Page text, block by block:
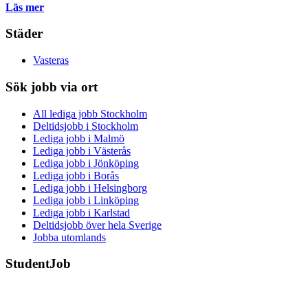
Läs mer
Städer
Vasteras
Sök jobb via ort
All lediga jobb Stockholm
Deltidsjobb i Stockholm
Lediga jobb i Malmö
Lediga jobb i Västerås
Lediga jobb i Jönköping
Lediga jobb i Borås
Lediga jobb i Helsingborg
Lediga jobb i Linköping
Lediga jobb i Karlstad
Deltidsjobb över hela Sverige
Jobba utomlands
StudentJob